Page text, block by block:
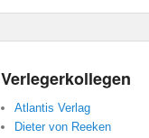
Verlegerkollegen
Atlantis Verlag
Dieter von Reeken